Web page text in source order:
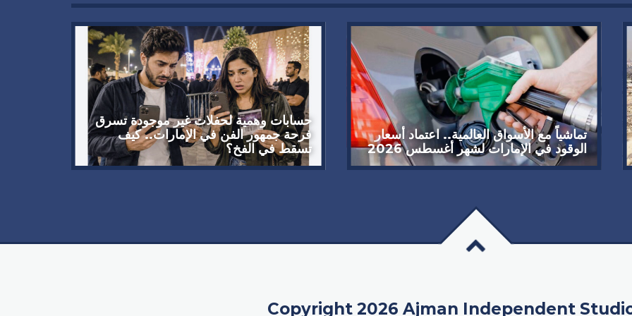
حسابات وهمية لحفلات غير موجودة تسرق
فرحة جمهور الفن في الإمارات.. كيف
تسقط في الفخ؟
تماشياً مع الأسواق العالمية.. اعتماد أسعار
الوقود في الإمارات لشهر أغسطس 2026
Copyright 2026 Ajman Independent